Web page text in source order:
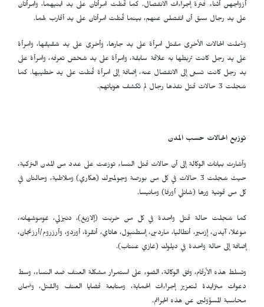
أزواجهن أثناء فترة إجراءات الانفصال. كما قُتلت امرأتان على يد ابنيهما، وامرأتان
على يد رجال سبق أن انفصلن عنهم، بينما قُتلت امرأتان على يد أقارب لهما.
وشملت الحالات الأخرى مقتل امرأة على يد جارها، وأخرى على يد شقيقها، وامرأة
على يد رجل كانت تربطها به علاقة سابقة، وامرأة على يد شخص تعرفه، وامرأة على
يد رجل كانت تسعى إلى الانفصال عنه، إضافة إلى امرأة قُتلت على يد خطيبها. كما
سُجلت 3 حالات قتل نفذها رجال لم تُكشف هوياتهم.
توزيع الحالات حسب المدن
وأشارت بيانات الوكالة إلى أن حالات قتل النساء توزعت على عدد من المدن التركية،
حيث سُجلت 3 حالات في كل من بورصة وجولميرك (هكاري) وملاطية، وحالتان في
كل من قونية ورها (شانلي أورفا) ومانيسا.
كما سُجلت حالة قتل واحدة في كل من خربت (إلازيغ)، دنيزلي، غوموشهانه،
موغلا، آيدن، إزمير، أنطاليا، ماردين، إسطنبول، هاتاي، أنقرة، أوردو، وأرزروم/أرزنجان،
إضافة إلى حالة واحدة في ديلوك (غازي عنتاب).
وتسلط هذه الأرقام، وفق الوكالة، الضوء على استمرار مشكلة العنف ضد النساء، وسط
دعوات متزايدة لتعزيز إجراءات الحماية، ومتابعة قضايا العنف والقتل، وضمان
محاسبة المسؤولين عن هذه الجرائم.